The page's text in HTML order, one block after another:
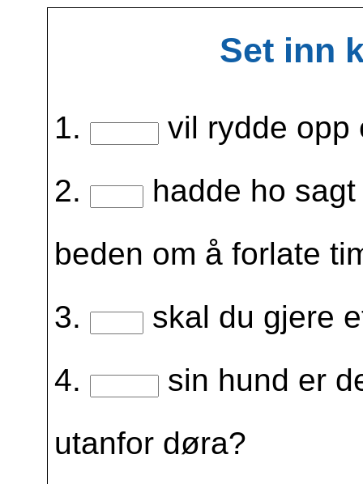
Set inn
1.
vil rydde opp
2.
hadde ho sagt
beden om å forlate
3.
skal du gjere
4.
sin hund er
utanfor døra?